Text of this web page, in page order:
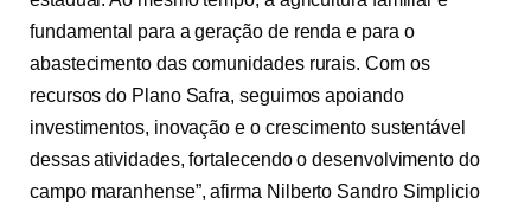
fundamental para a geração de renda e para o
abastecimento das comunidades rurais. Com os
recursos do Plano Safra, seguimos apoiando
investimentos, inovação e o crescimento sustentável
dessas atividades, fortalecendo o desenvolvimento do
campo maranhense”, afirma Nilberto Sandro Simplicio